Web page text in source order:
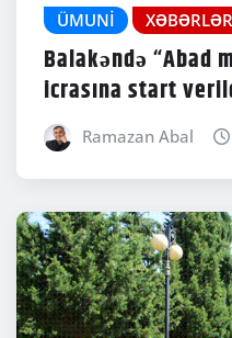
ÜMUNI XƏBƏRLƏR
Balakəndə “Abad
icrasına start
Ramazan Abal